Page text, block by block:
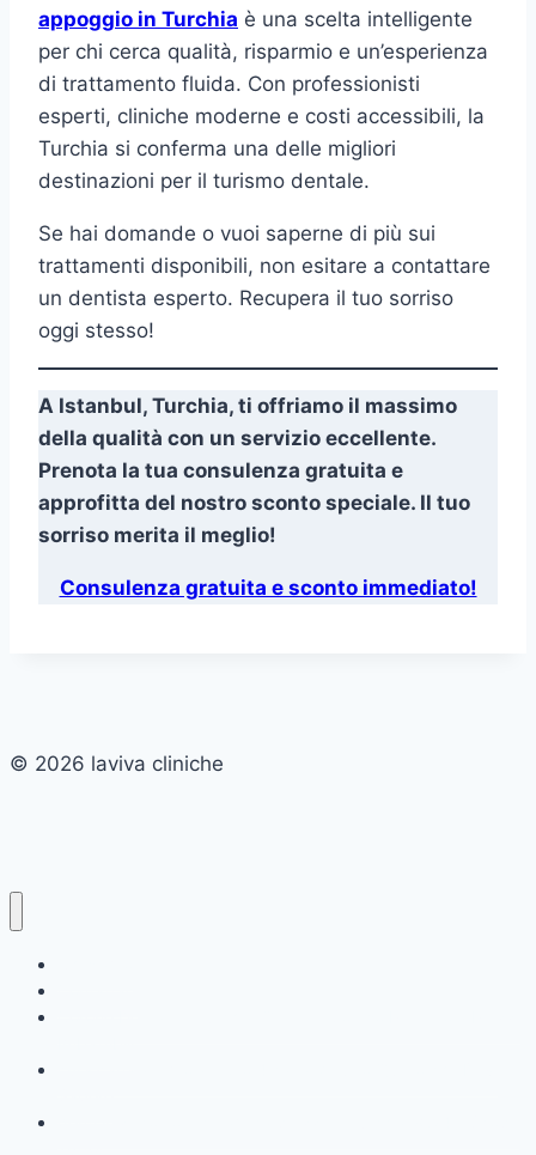
appoggio in Turchia è una scelta intelligente
per chi cerca qualità, risparmio e un’esperienza
di trattamento fluida. Con professionisti
esperti, cliniche moderne e costi accessibili, la
Turchia si conferma una delle migliori
destinazioni per il turismo dentale.
Se hai domande o vuoi saperne di più sui
trattamenti disponibili, non esitare a contattare
un dentista esperto. Recupera il tuo sorriso
oggi stesso!
A Istanbul, Turchia, ti offriamo il massimo
della qualità con un servizio eccellente.
Prenota la tua consulenza gratuita e
approfitta del nostro sconto speciale. Il tuo
sorriso merita il meglio!
Consulenza gratuita e sconto immediato!
© 2026 laviva cliniche